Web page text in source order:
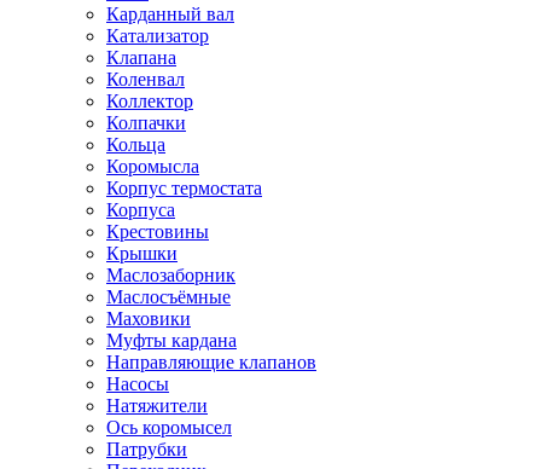
Карданный вал
Катализатор
Клапана
Коленвал
Коллектор
Колпачки
Кольца
Коромысла
Корпус термостата
Корпуса
Крестовины
Крышки
Маслозаборник
Маслосъёмные
Маховики
Муфты кардана
Направляющие клапанов
Насосы
Натяжители
Ось коромысел
Патрубки